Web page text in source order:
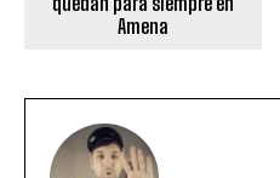
Amena